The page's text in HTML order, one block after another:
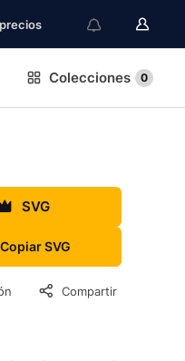
Colecciones 0
SVG
Copiar SVG
Compartir